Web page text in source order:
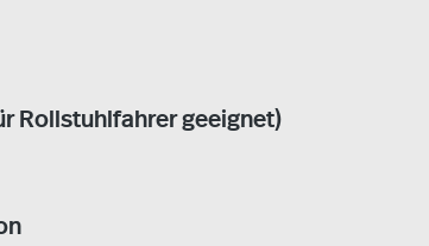
Rollstuhlfahrer geeignet)